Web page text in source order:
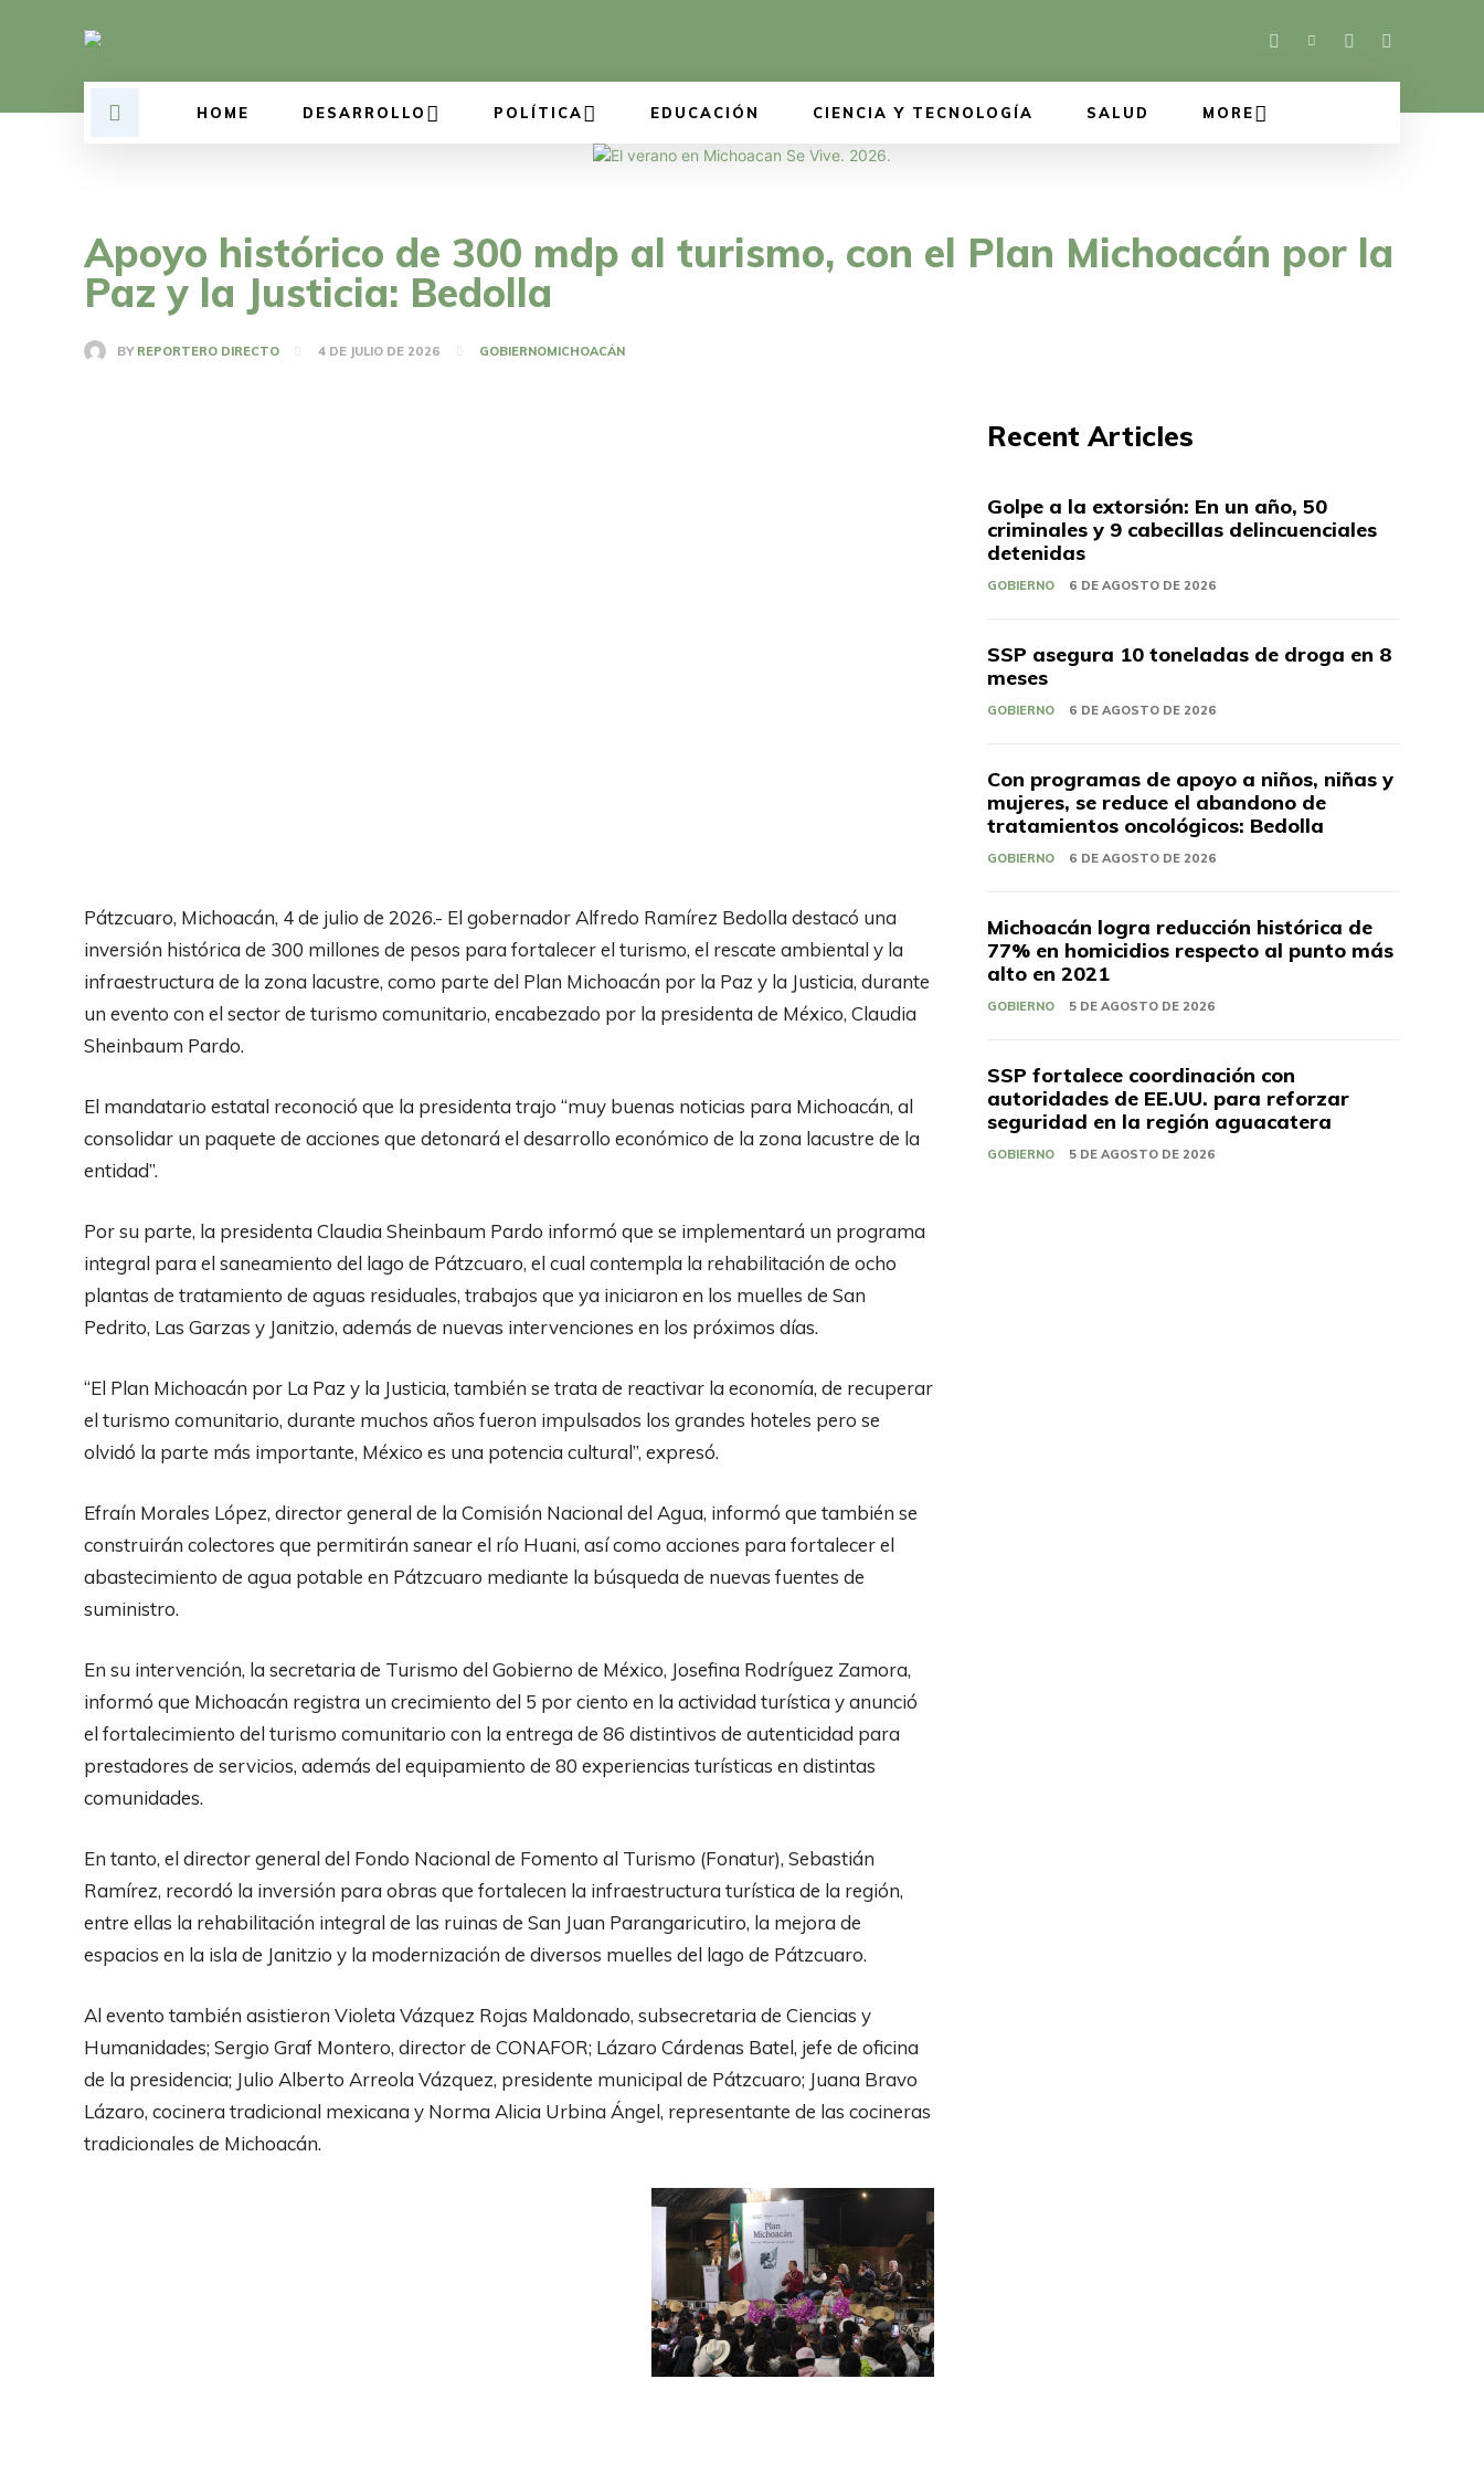
HOME DESARROLLO POLÍTICA EDUCACIÓN CIENCIA Y TECNOLOGÍA SALUD MORE
Apoyo histórico de 300 mdp al turismo, con el Plan Michoacán por la
Paz y la Justicia: Bedolla
BY REPORTERO DIRECTO 4 DE JULIO DE 2026 GOBIERNOMICHOACÁN
Pátzcuaro, Michoacán, 4 de julio de 2026.- El gobernador Alfredo Ramírez Bedolla destacó una
inversión histórica de 300 millones de pesos para fortalecer el turismo, el rescate ambiental y la
infraestructura de la zona lacustre, como parte del Plan Michoacán por la Paz y la Justicia, durante
un evento con el sector de turismo comunitario, encabezado por la presidenta de México, Claudia
Sheinbaum Pardo.
El mandatario estatal reconoció que la presidenta trajo “muy buenas noticias para Michoacán, al
consolidar un paquete de acciones que detonará el desarrollo económico de la zona lacustre de la
entidad”.
Por su parte, la presidenta Claudia Sheinbaum Pardo informó que se implementará un programa
integral para el saneamiento del lago de Pátzcuaro, el cual contempla la rehabilitación de ocho
plantas de tratamiento de aguas residuales, trabajos que ya iniciaron en los muelles de San
Pedrito, Las Garzas y Janitzio, además de nuevas intervenciones en los próximos días.
“El Plan Michoacán por La Paz y la Justicia, también se trata de reactivar la economía, de recuperar
el turismo comunitario, durante muchos años fueron impulsados los grandes hoteles pero se
olvidó la parte más importante, México es una potencia cultural”, expresó.
Efraín Morales López, director general de la Comisión Nacional del Agua, informó que también se
construirán colectores que permitirán sanear el río Huani, así como acciones para fortalecer el
abastecimiento de agua potable en Pátzcuaro mediante la búsqueda de nuevas fuentes de
suministro.
En su intervención, la secretaria de Turismo del Gobierno de México, Josefina Rodríguez Zamora,
informó que Michoacán registra un crecimiento del 5 por ciento en la actividad turística y anunció
el fortalecimiento del turismo comunitario con la entrega de 86 distintivos de autenticidad para
prestadores de servicios, además del equipamiento de 80 experiencias turísticas en distintas
comunidades.
En tanto, el director general del Fondo Nacional de Fomento al Turismo (Fonatur), Sebastián
Ramírez, recordó la inversión para obras que fortalecen la infraestructura turística de la región,
entre ellas la rehabilitación integral de las ruinas de San Juan Parangaricutiro, la mejora de
espacios en la isla de Janitzio y la modernización de diversos muelles del lago de Pátzcuaro.
Al evento también asistieron Violeta Vázquez Rojas Maldonado, subsecretaria de Ciencias y
Humanidades; Sergio Graf Montero, director de CONAFOR; Lázaro Cárdenas Batel, jefe de oficina
de la presidencia; Julio Alberto Arreola Vázquez, presidente municipal de Pátzcuaro; Juana Bravo
Lázaro, cocinera tradicional mexicana y Norma Alicia Urbina Ángel, representante de las cocineras
tradicionales de Michoacán.
Recent Articles
Golpe a la extorsión: En un año, 50
criminales y 9 cabecillas delincuenciales
detenidas
GOBIERNO 6 DE AGOSTO DE 2026
SSP asegura 10 toneladas de droga en 8
meses
GOBIERNO 6 DE AGOSTO DE 2026
Con programas de apoyo a niños, niñas y
mujeres, se reduce el abandono de
tratamientos oncológicos: Bedolla
GOBIERNO 6 DE AGOSTO DE 2026
Michoacán logra reducción histórica de
77% en homicidios respecto al punto más
alto en 2021
GOBIERNO 5 DE AGOSTO DE 2026
SSP fortalece coordinación con
autoridades de EE.UU. para reforzar
seguridad en la región aguacatera
GOBIERNO 5 DE AGOSTO DE 2026